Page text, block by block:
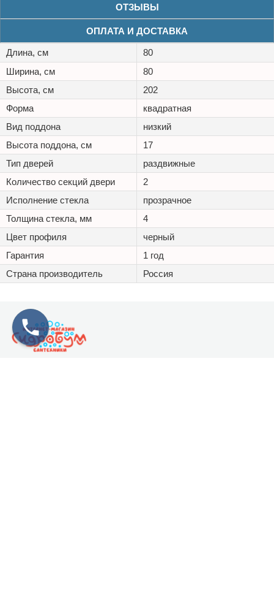
ОТЗЫВЫ
ОПЛАТА И ДОСТАВКА
Длина, см
80
Ширина, см
80
Высота, см
202
Форма
квадратная
Вид поддона
низкий
Высота поддона, см
17
Тип дверей
раздвижные
Количество секций двери
2
Исполнение стекла
прозрачное
Толщина стекла, мм
4
Цвет профиля
черный
Гарантия
1 год
Страна производитель
Россия